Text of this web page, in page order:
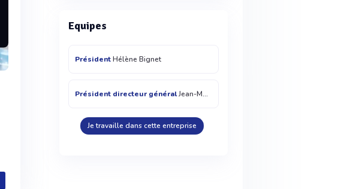
Equipes
PrésidentHélène Bignet
Président directeur généralJean-Marc Guibert
Je travaille dans cette entreprise